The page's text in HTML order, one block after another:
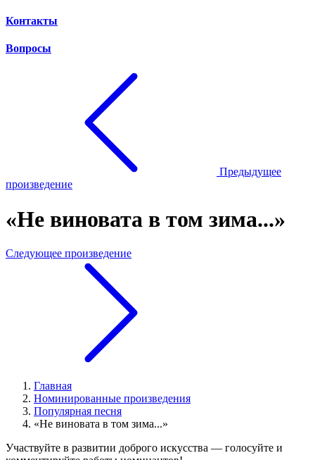
Контакты
Вопросы
Предыдущее
произведение
«Не виновата в том зима...»
Следующее произведение
Главная
Номинированные произведения
Популярная песня
«Не виновата в том зима...»
Участвуйте в развитии доброго искусства — голосуйте и